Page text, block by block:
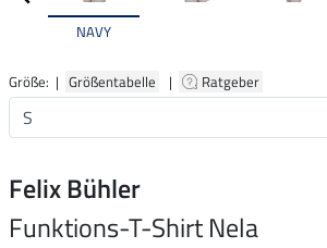
NAVY
Größe: | Größentabelle | Ratgeber
Felix Bühler
Funktions-T-Shirt Nela